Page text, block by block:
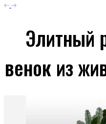
Элитный
венок из